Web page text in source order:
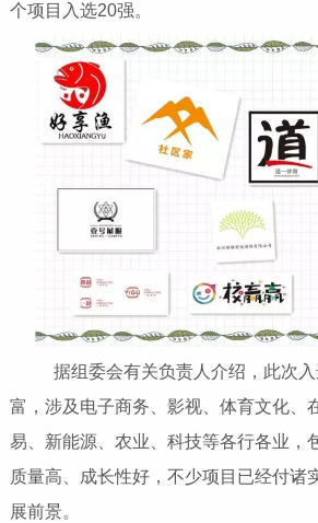
个项目入选20强。
据组委会有关负责人介绍，此次入
富，涉及电子商务、影视、体育文化、
易、新能源、农业、科技等各行各业，
质量高、成长性好，不少项目已经付诸
展前景。